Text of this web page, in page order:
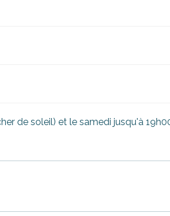
de soleil) et le samedi jusqu'à